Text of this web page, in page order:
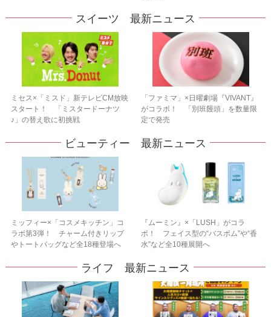
スイーツ 最新ニュース
ミセス×「ミスド」新テレビCM放映
スタート！ 「ミスタードーナツ
♪」の替え歌に初挑戦
「ファミマ」×日曜劇場『VIVANT』
がコラボ！ 「別班饅頭」を数量限
定で発売
ビューティー 最新ニュース
ミッフィー×「コスメキッチン」コ
ラボ第3弾！ チャーム付きリップ
やトートバッグなど全18種登場へ
『ムーミン』×「LUSH」がコラ
ボ！ フェイス型の“バスボム”や“香
水”など全10種展開へ
ライフ 最新ニュース